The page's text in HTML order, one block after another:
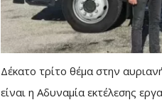
Δέκατο τρίτο θέμα στην
είναι η Αδυναμία εκτέλεσης